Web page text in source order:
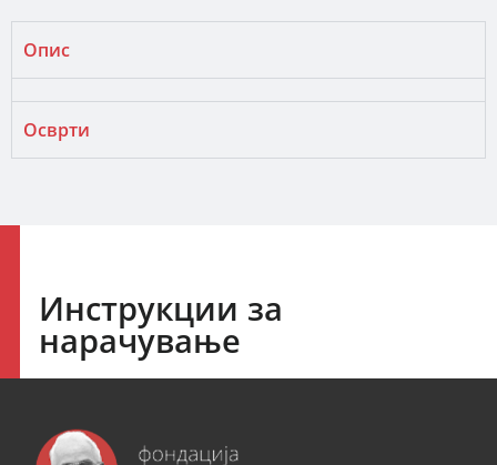
Опис
Осврти
Инструкции за
нарачување